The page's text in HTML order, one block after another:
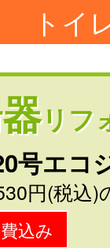
トイ
リフ
号エコ
円(税込)
込み